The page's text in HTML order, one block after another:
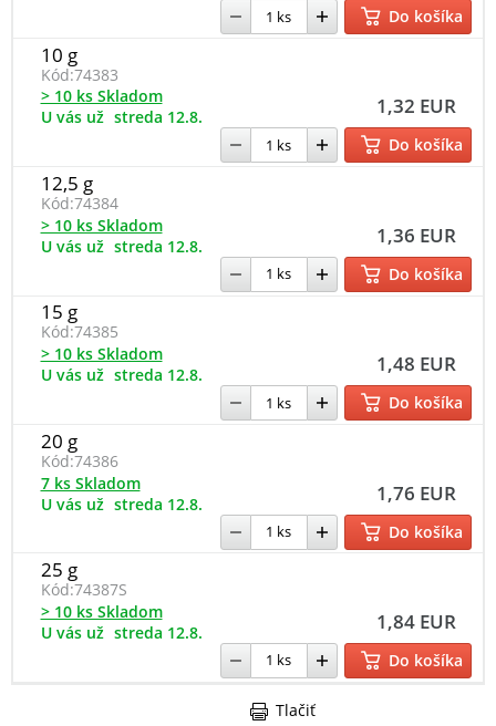
Do košíka
10 g
Kód:74383
1,32 EUR
> 10 ks Skladom
U vás už streda 12.8.
Do košíka
12,5 g
Kód:74384
1,36 EUR
> 10 ks Skladom
U vás už streda 12.8.
Do košíka
15 g
Kód:74385
1,48 EUR
> 10 ks Skladom
U vás už streda 12.8.
Do košíka
20 g
Kód:74386
1,76 EUR
7 ks Skladom
U vás už streda 12.8.
Do košíka
25 g
Kód:74387S
1,84 EUR
> 10 ks Skladom
U vás už streda 12.8.
Do košíka
Tlačiť